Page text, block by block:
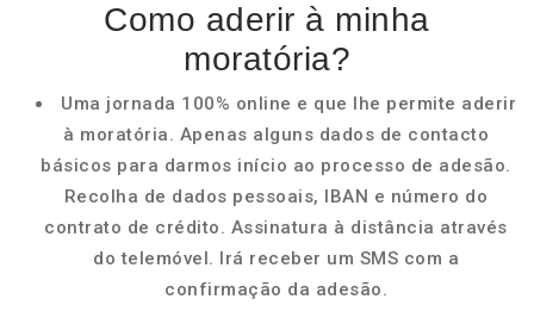
Como aderir à minha
moratória?
Uma jornada 100% online e que lhe permite aderir
à moratória. Apenas alguns dados de contacto
básicos para darmos início ao processo de adesão.
Recolha de dados pessoais, IBAN e número do
contrato de crédito. Assinatura à distância através
do telemóvel. Irá receber um SMS com a
confirmação da adesão.